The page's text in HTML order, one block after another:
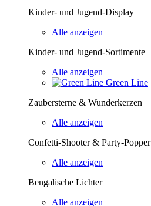
Kinder- und Jugend-Display
Alle anzeigen
Kinder- und Jugend-Sortimente
Alle anzeigen
Green Line
Zaubersterne & Wunderkerzen
Alle anzeigen
Confetti-Shooter & Party-Popper
Alle anzeigen
Bengalische Lichter
Alle anzeigen